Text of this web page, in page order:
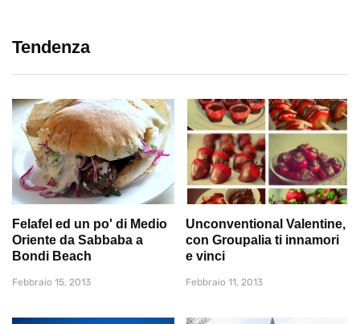
Tendenza
Felafel ed un po' di Medio
Oriente da Sabbaba a
Bondi Beach
Febbraio 15, 2013
Unconventional Valentine,
con Groupalia ti innamori
e vinci
Febbraio 11, 2013